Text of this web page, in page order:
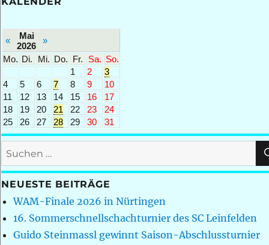
«
Mai
2026
»
Mo. Di. Mi. Do. Fr. Sa. So.
1
2
3
4
5 6 7 8 9
10
11
12 13 14 15 16
17
18
19 20 21 22 23
24
25
26 27 28 29 30 31
Suchen
nach:
NEUESTE BEITRÄGE
WAM-Finale 2026 in Nürtingen
16. Sommerschnellschachturnier des SC Leinfelden
Guido Steinmassl gewinnt Saison-Abschlussturnier